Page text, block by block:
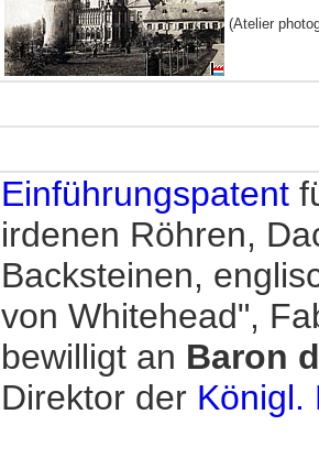
(Atelier
Einführungspatent
irdenen Röhren,
Backsteinen,
von Whitehead",
bewilligt an Baron
Direktor der Königl.